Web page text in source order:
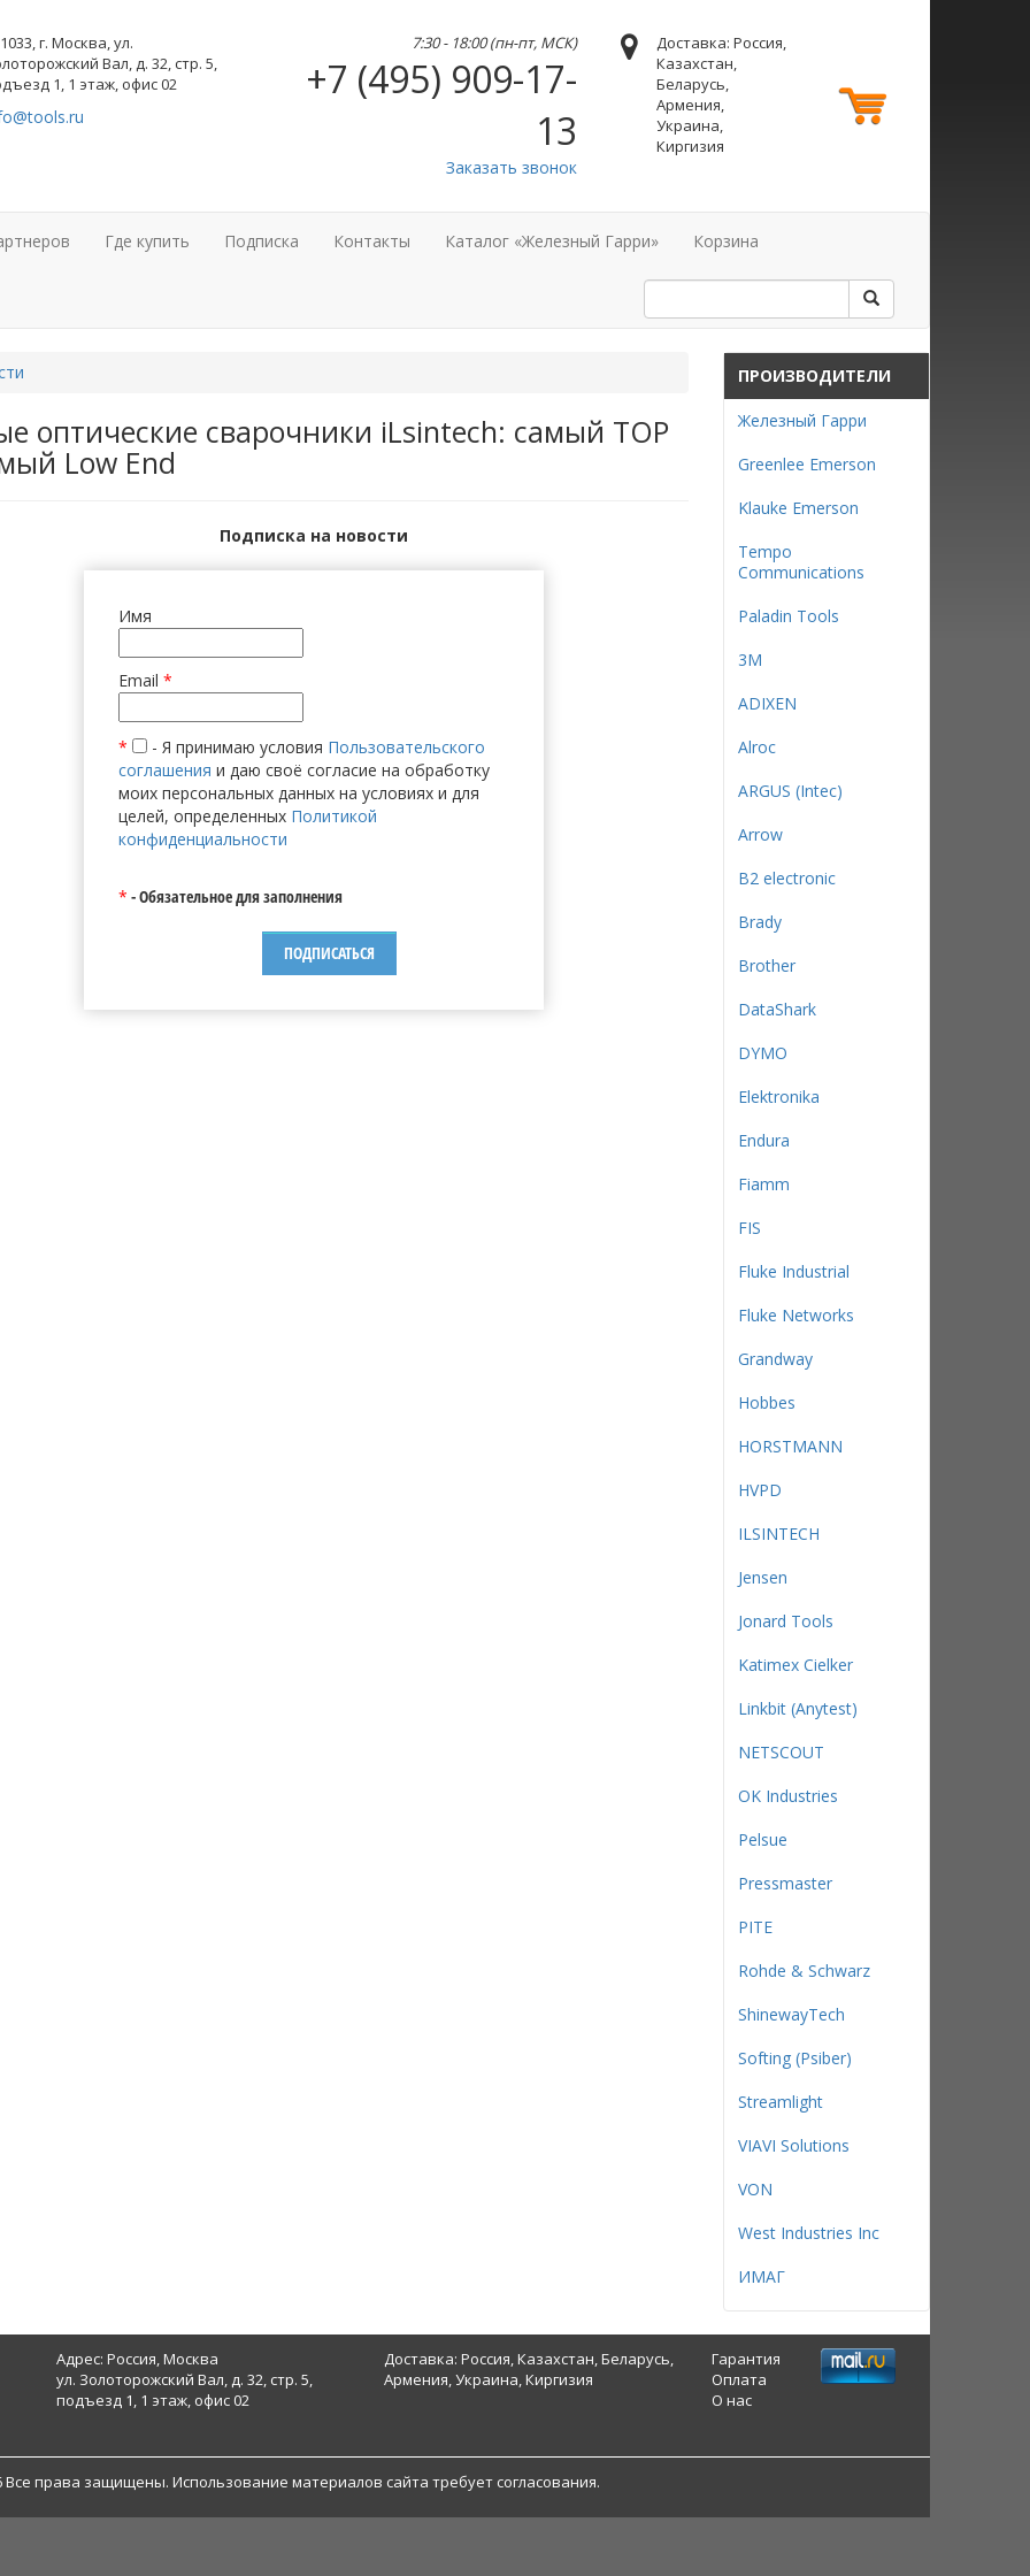
г. Москва, ул.
Вал, д. 32, стр. 5,
1, 1 этаж, офис 02
7:30 - 18:00 (пн-пт, МСК)
+7 (495) 909-17-
13
Заказать звонок
Доставка: Россия,
Казахстан,
Беларусь,
Армения,
Украина,
Киргизия
Где купить Подписка Контакты Каталог «Железный Гарри» Корзина
оптические сварочники iLsintech: самый TOP
Low End
Подписка на новости
Имя
Email *
* - Я принимаю условия Пользовательского
соглашения и даю своё согласие на обработку
моих персональных данных на условиях и для
целей, определенных Политикой
конфиденциальности
* - Обязательное для заполнения
ПРОИЗВОДИТЕЛИ
Железный Гарри
Greenlee Emerson
Klauke Emerson
Tempo
Communications
Paladin Tools
3М
ADIXEN
Alroc
ARGUS (Intec)
Arrow
B2 electronic
Brady
Brother
DataShark
DYMO
Elektronika
Endura
Fiamm
FIS
Fluke Industrial
Fluke Networks
Grandway
Hobbes
HORSTMANN
HVPD
ILSINTECH
Jensen
Jonard Tools
Katimex Cielker
Linkbit (Anytest)
NETSCOUT
OK Industries
Pelsue
Pressmaster
PITE
Rohde & Schwarz
ShinewayTech
Softing (Psiber)
Streamlight
VIAVI Solutions
VON
West Industries Inc
ИМАГ
Адрес: Россия, Москва
ул. Золоторожский Вал, д. 32, стр. 5,
подъезд 1, 1 этаж, офис 02
Доставка: Россия, Казахстан, Беларусь,
Армения, Украина, Киргизия
Гарантия
Оплата
О нас
Все права защищены. Использование материалов сайта требует согласования.